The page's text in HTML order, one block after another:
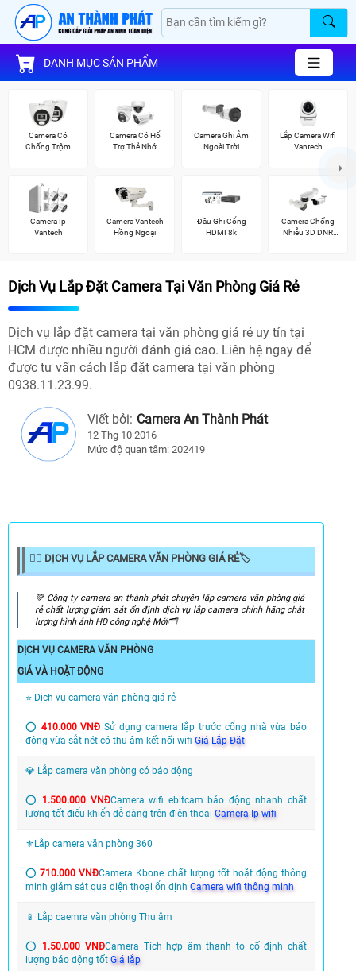
DANH MỤC SẢN PHẨM
Camera Có
Chống Trộm
Camera Có Hổ
Trợ Thẻ Nhớ
Camera Ghi Âm
Ngoài Trời
Lắp Camera Wifi
Vantech
Camera Ip
Vantech
Camera Vantech
Hồng Ngoại
Đầu Ghi Cổng
HDMI 8k
Camera Chống
Nhiễu 3D DNR
Dịch Vụ Lắp Đặt Camera Tại Văn Phòng Giá Rẻ
Dịch vụ lắp đặt camera tại văn phòng giá rẻ uy tín tại
HCM được nhiều người đánh giá cao. Liên hệ ngay để
được tư vấn cách lắp đặt camera tại văn phòng
0938.11.23.99.
Viết bởi: Camera An Thành Phát
12 Thg 10 2016
Mức độ quan tâm: 202419
👍🏻 DỊCH VỤ LẮP CAMERA VĂN PHÒNG GIÁ RẺ🏷
️💚 Công ty camera an thành phát chuyên lắp camera văn phòng giá
rẻ chất lượng giám sát ổn định dịch vụ lắp camera chính hãng chât
lượng hình ảnh HD công nghệ Mới🗂
DỊCH VỤ CAMERA VĂN PHÒNG
GIÁ VÀ HOẶT ĐỘNG
⭐ Dịch vụ camera văn phòng giá rẻ
⭕ 410.000 VNĐ Sử dụng camera lắp trước cổng nhà vừa báo
động vừa sắt nét có thu âm kết nối wifi Giá Lắp Đặt
💎 Lắp camera văn phòng có báo động
⭕ 1.500.000 VNĐCamera wifi ebitcam báo động nhanh chất
lượng tốt điểu khiển dễ dàng trên điện thoại Camera Ip wifi
⚜️Lắp camera văn phòng 360
⭕710.000 VNĐCamera Kbone chất lượng tốt hoặt động thông
minh giám sát qua điện thoại ổn định Camera wifi thông minh
📱 Lắp caemra văn phòng Thu âm
⭕ 1.50.000 VNĐCamera Tích hợp âm thanh to cố định chất
lượng báo động tốt Giá lắp